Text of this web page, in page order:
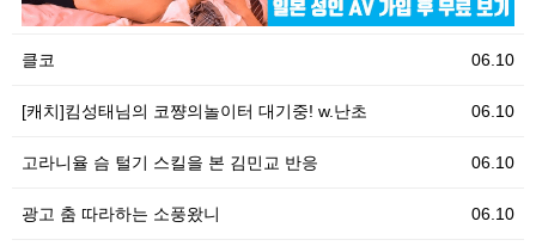
06.10
클코
06.10
[캐치]킴성태님의 코쨩의놀이터 대기중! w.난초
06.10
고라니율 슴 털기 스킬을 본 김민교 반응
06.10
광고 춤 따라하는 소풍왔니